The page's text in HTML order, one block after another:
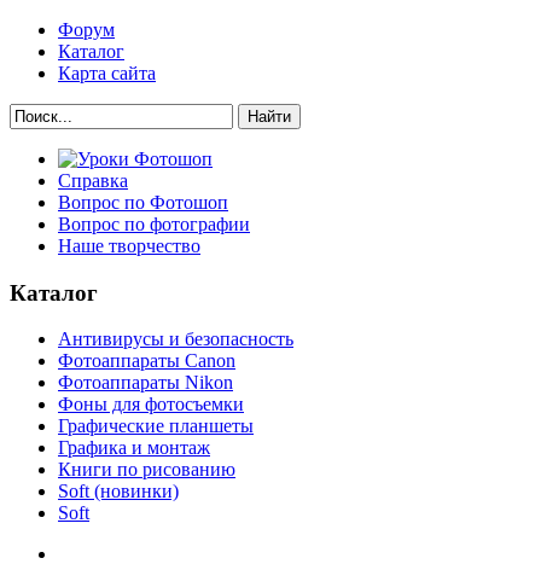
Форум
Каталог
Карта сайта
Найти
Справка
Вопрос по Фотошоп
Вопрос по фотографии
Наше творчество
Каталог
Антивирусы и безопасность
Фотоаппараты Canon
Фотоаппараты Nikon
Фоны для фотосъемки
Графические планшеты
Графика и монтаж
Книги по рисованию
Soft (новинки)
Soft